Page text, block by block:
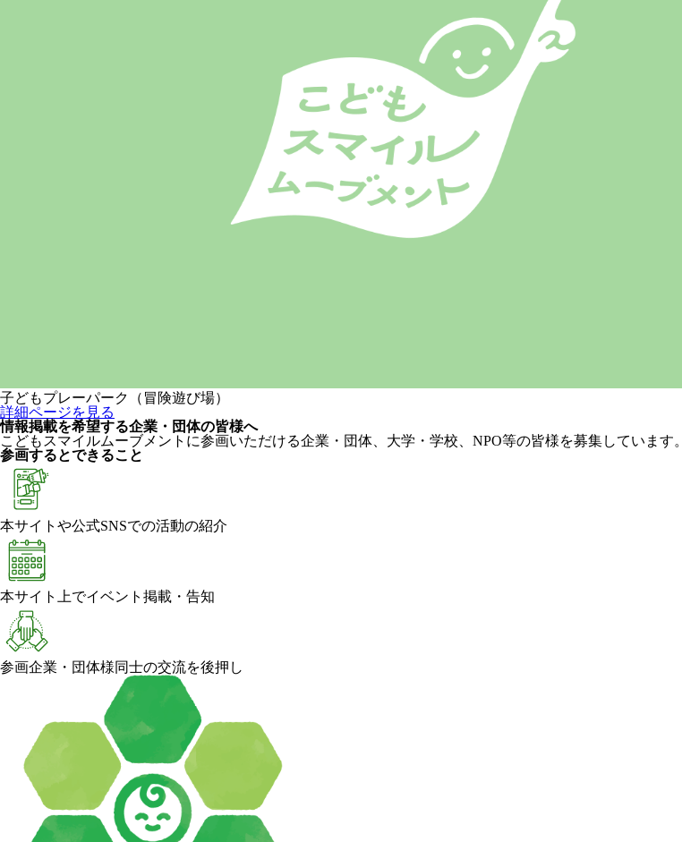
子どもプレーパーク（冒険遊び場）
詳細ページを見る
情報掲載を希望する企業・団体の皆様へ
こどもスマイルムーブメントに参画いただける企業・団体、大学・学校、NPO等の皆様を募集しています。
参画するとできること
本サイトや公式SNSでの活動の紹介
本サイト上でイベント掲載・告知
参画企業・団体様同士の交流を後押し